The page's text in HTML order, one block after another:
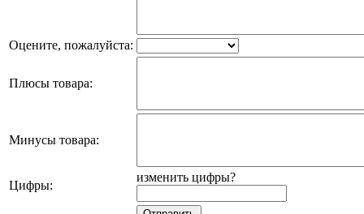
Оцените, пожалуйста:
Плюсы товара:
Минусы товара:
Цифры:
изменить цифры?